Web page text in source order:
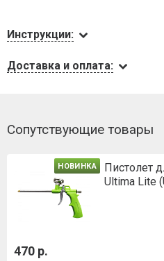
Инструкции:
Доставка и оплата:
Сопутствующие товары
НОВИНКА
Пистолет
Ultima Lite
470 р.